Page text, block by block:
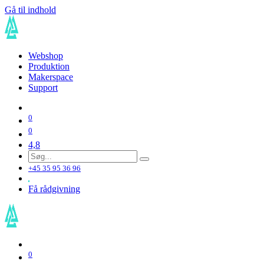
Gå til indhold
Webshop
Produktion
Makerspace
Support
0
0
4,8
+45 35 95 36 96
Få rådgivning
0